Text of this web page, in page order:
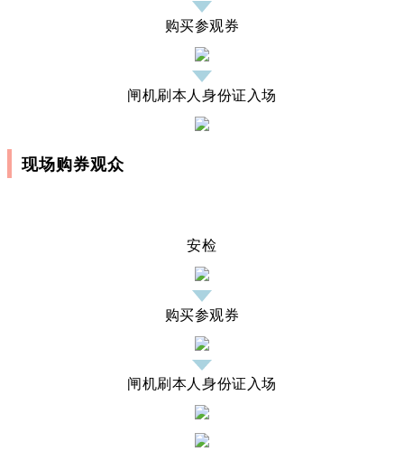
购买参观券
闸机刷本人身份证入场
现场购券观众
安检
购买参观券
闸机刷本人身份证入场